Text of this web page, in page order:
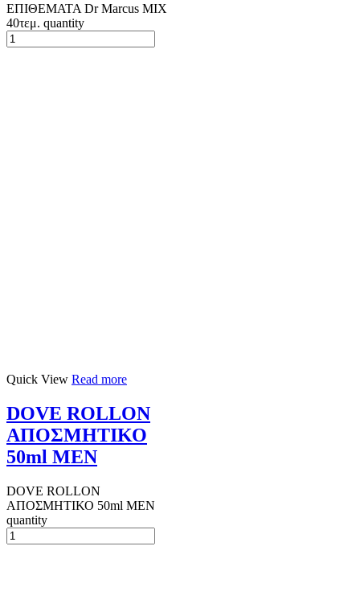
ΕΠΙΘΕΜΑΤΑ Dr Marcus ΜΙΧ
40τεμ. quantity
Quick View Read more
DOVE ROLLON
ΑΠΟΣΜΗΤΙΚΟ
50ml MEN
DOVE ROLLON
ΑΠΟΣΜΗΤΙΚΟ 50ml MEN
quantity